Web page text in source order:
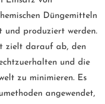
Düngemitteln
und produziert werden.
zielt darauf ab, den
und die
zu minimieren. Es
angewendet,